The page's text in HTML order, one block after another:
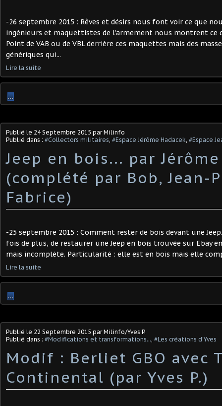
-26 septembre 2015 : Rêves et désirs nous font voir ce que
ingénieurs et maquettistes de l’armement nous montrent ce
Point de VAB ou de VBL derrière ces maquettes mais des
génériques qui...
Lire la suite
…
Publié le 24 Septembre 2015 par Milinfo
Publié dans : #Collectors militaires, #Espace Jérôme Hadacek, #Espace
Jeep en bois... par
(complété par Bob, Jean-
Fabrice)
-25 septembre 2015 : Comment rester de bois devant une
fois de plus, de restaurer une Jeep en bois trouvée sur Ebay
mais incomplète. Particularité : elle est en bois mais elle
Lire la suite
…
Publié le 22 Septembre 2015 par Milinfo/Yves P.
Publié dans : #Modifications et transformations..., #Les créations d'Yves
Modif : Berliet GBO avec
Continental (par Yves P.)